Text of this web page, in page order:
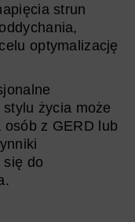
strun
optymalizację
życia może
osób z GERD lub
się do